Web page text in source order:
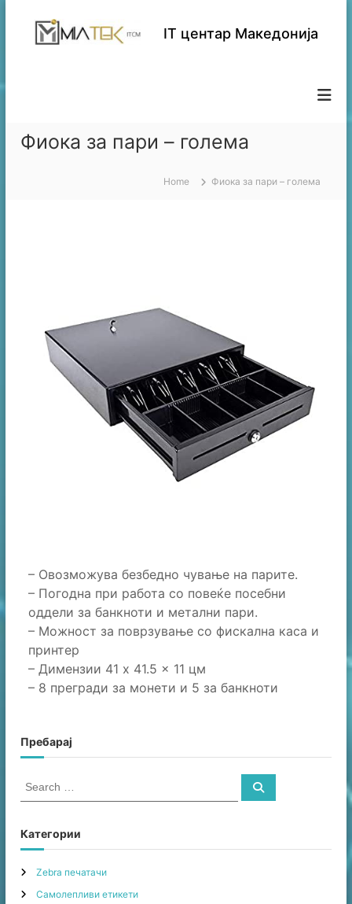
IT центар Македонија
Фиока за пари – голема
Home Фиока за пари – голема
– Овозможува безбедно чување на парите.
– Погодна при работа со повеќе посебни
оддели за банкноти и метални пари.
– Можност за поврзување со фискална каса и
принтер
– Димензии 41 x 41.5 x 11 цм
– 8 прегради за монети и 5 за банкноти
Пребарај
S
r
c
f
o
S
Категории
Zebra печатачи
Самолепливи етикети